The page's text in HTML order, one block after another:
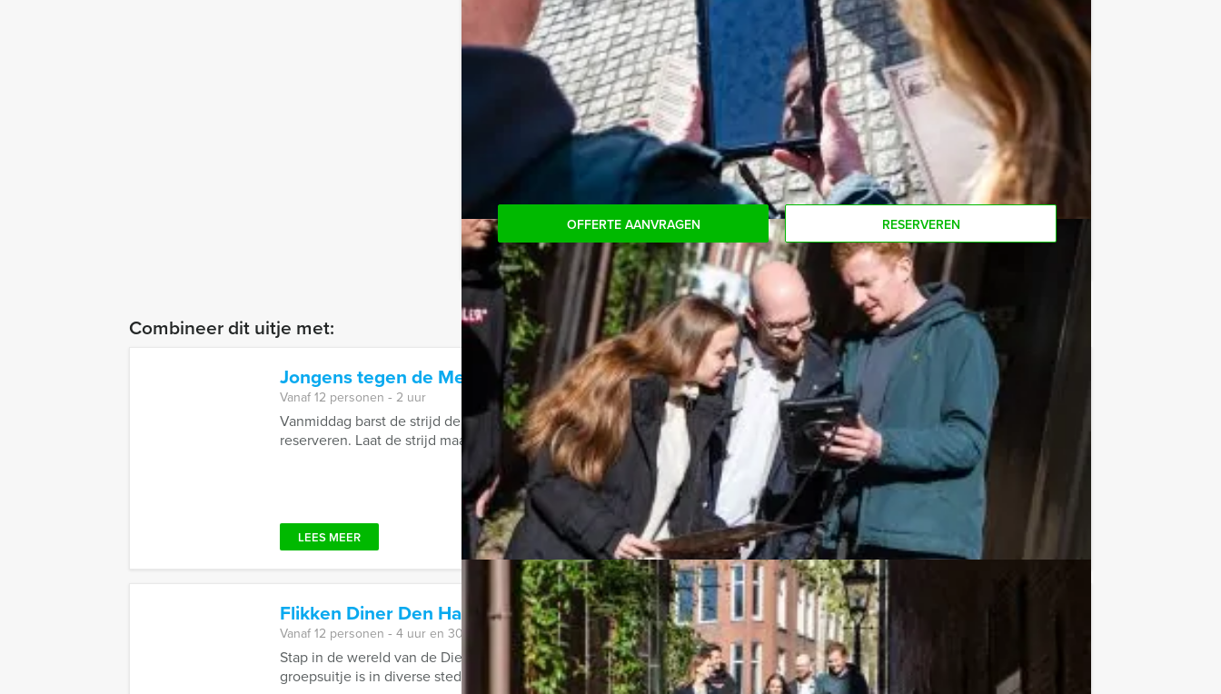
persoon per uur (excl. BTW) kunt u gebruikmaken van het drankarrangement, waarbij u
onbeperkt kunt genieten van bier, fris, huiswijn, koffie en thee. Zo komt u ook achteraf
niet voor verrassingen te staan!
Reservering voor kleinere groepen:
Komt u niet aan het minimale aantal deelnemers voor deze quiz? Als u bereid bent voor
het minimale aantal te betalen, kunt u ook gewoon voor minder personen boeken!
OFFERTE AANVRAGEN RESERVEREN
Combineer dit uitje met:
Jongens tegen de Meisjes Tilburg Vanaf € 27,50 p.p. excl. BTW
Vanaf 12 personen ‐ 2 uur
Vanmiddag barst de strijd der seksen los! Vanaf nu kunt u bij Holland Tour Guides het Jongens tegen de Meisjes spel
reserveren. Laat de strijd maar losbarsten!
LEES MEER
Flikken Diner Den Haag Vanaf€ 62,50
Vanaf 12 personen ‐ 4 uur en 30 minuten
Stap in de wereld van de Dienst Landelijke Recherche en beleef het spannendste groepsuitje van Holland Tour Guides. Dit
groepsuitje is in diverse steden in Nederland en ...